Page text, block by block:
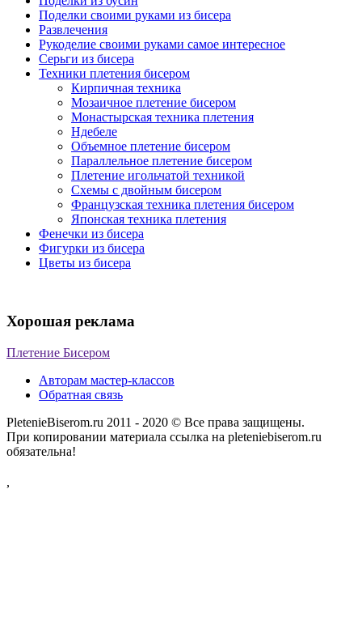
Поделки своими руками из бисера
Развлечения
Рукоделие своими руками самое интересное
Серьги из бисера
Техники плетения бисером
Кирпичная техника
Мозаичное плетение бисером
Монастырская техника плетения
Ндебеле
Объемное плетение бисером
Параллельное плетение бисером
Плетение игольчатой техникой
Схемы с двойным бисером
Французская техника плетения бисером
Японская техника плетения
Фенечки из бисера
Фигурки из бисера
Цветы из бисера
Хорошая реклама
Плетение Бисером
Авторам мастер-классов
Обратная связь
PletenieBiserom.ru 2011 - 2020 © Все права защищены.
При копировании материала ссылка на pleteniebiserom.ru
обязательна!
,